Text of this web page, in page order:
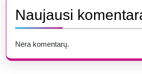
Naujausi
Nėra komentarų.